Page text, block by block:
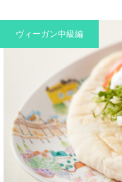
ヴィーガン中級編